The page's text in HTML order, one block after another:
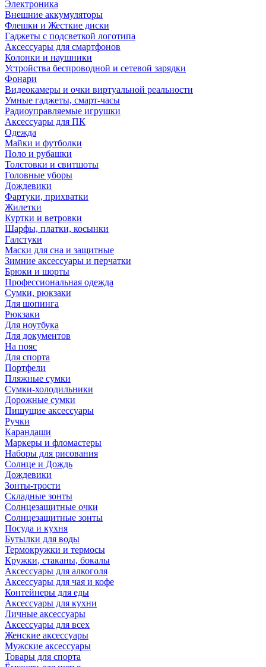
Электроника
Внешние аккумуляторы
Флешки и Жесткие диски
Гаджеты с подсветкой логотипа
Аксессуары для смартфонов
Колонки и наушники
Устройства беспроводной и сетевой зарядки
Фонари
Видеокамеры и очки виртуальной реальности
Умные гаджеты, смарт-часы
Радиоуправляемые игрушки
Аксессуары для ПК
Одежда
Майки и футболки
Поло и рубашки
Толстовки и свитшоты
Головные уборы
Дождевики
Фартуки, прихватки
Жилетки
Куртки и ветровки
Шарфы, платки, косынки
Галстуки
Маски для сна и защитные
Зимние аксессуары и перчатки
Брюки и шорты
Профессиональная одежда
Сумки, рюкзаки
Для шопинга
Рюкзаки
Для ноутбука
Для документов
На пояс
Для спорта
Портфели
Пляжные сумки
Сумки-холодильники
Дорожные сумки
Пишущие аксессуары
Ручки
Карандаши
Маркеры и фломастеры
Наборы для рисования
Солнце и Дождь
Дождевики
Зонты-трости
Складные зонты
Солнцезащитные очки
Солнцезащитные зонты
Посуда и кухня
Бутылки для воды
Термокружки и термосы
Кружки, стаканы, бокалы
Аксессуары для алкоголя
Аксессуары для чая и кофе
Контейнеры для еды
Аксессуары для кухни
Личные аксессуары
Аксессуары для всех
Женские аксессуары
Мужские аксессуары
Товары для спорта